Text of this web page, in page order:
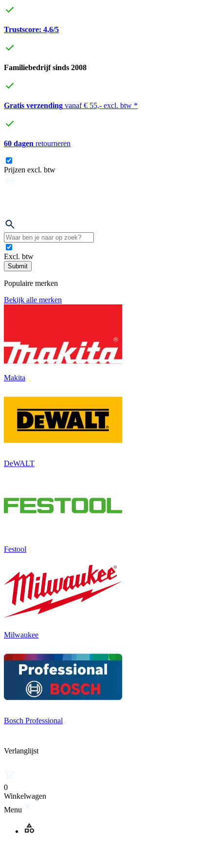
Trustscore: 4,6/5
Familiebedrijf sinds 2008
Gratis verzending vanaf € 55,- excl. btw *
60 dagen retourneren
Prijzen excl. btw
Excl. btw
Submit
Populaire merken
Bekijk alle merken
Makita
DeWALT
Festool
Milwaukee
Bosch Professional
Verlanglijst
0
Winkelwagen
Menu